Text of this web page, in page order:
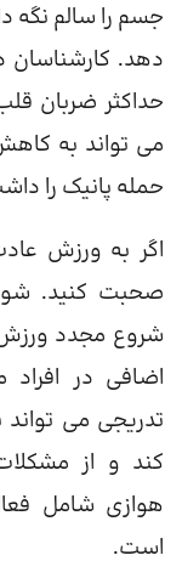
جسم را سالم نگه
می تواند به
حمله پانیک را
اگر به ورزش
صحبت کنید.
شروع مجدد ورزش
اضافی در
تدریجی می
کند و از
هوازی شامل
است.